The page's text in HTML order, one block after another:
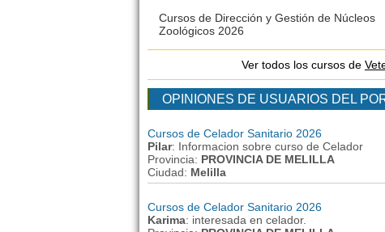
Cursos de Dirección y Gestión de Núcleos
Zoológicos 2026
Ver todos los cursos de
OPINIONES DE USUARIOS DEL
Cursos de Celador Sanitario 2026
Pilar: Informacion sobre curso de Celador
Provincia: PROVINCIA DE MELILLA
Ciudad: Melilla
Cursos de Celador Sanitario 2026
Karima: interesada en celador.